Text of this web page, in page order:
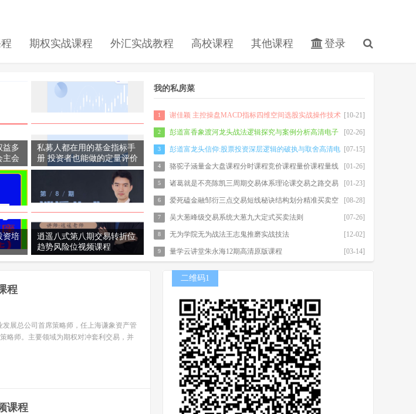
期权实战课程 外汇实战教程 高校课程 其他课程 登录
益多
主会
私募人都在用的基金指标手
册 投资者也能做的定量评价
资培
逍遥八式第八期交易转折位
趋势风险位视频课程
我的私房菜
1 [10-21]
谢佳颖 主控操盘MACD指标四维空间选股实战操作技术
分析4天股票期货内部培训视频课程
2 [02-26]
彭道富香象渡河龙头战法逻辑探究与案例分析高清电子
书500m
3 [07-15]
彭道富龙头信仰:股票投资深层逻辑的破执与取舍高清电
子书
4 [01-26]
骆驼子涵量金大盘课程分时课程竞价课程量价课程量线
5 [01-23]
诸葛就是不亮陈凯三周期交易体系理论课交易之路交易
系统视频课程
6 [08-28]
爱死磕金融邹衍三点交易短线秘诀结构划分精准买卖空
间测算系统课程赠送计算器
7 [07-26]
吴大葱峰级交易系统大葱九大定式买卖法则
8 [12-02]
无为学院无为战法王志鬼推磨实战技法
9 [03-14]
量学云讲堂朱永海12期高清原版课程
程
展总公司首席策略师，任上海谦象资产管
策略师。主要领域为期权对冲套利交易，并
课程
二维码1